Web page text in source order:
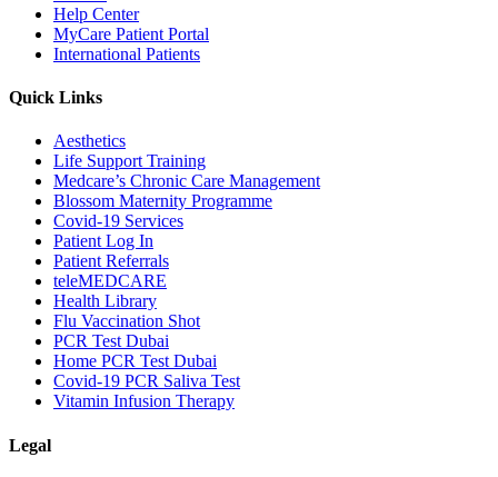
Help Center
MyCare Patient Portal
International Patients
Quick Links
Aesthetics
Life Support Training
Medcare’s Chronic Care Management
Blossom Maternity Programme
Covid-19 Services
Patient Log In
Patient Referrals
teleMEDCARE
Health Library
Flu Vaccination Shot
PCR Test Dubai
Home PCR Test Dubai
Covid-19 PCR Saliva Test
Vitamin Infusion Therapy
Legal